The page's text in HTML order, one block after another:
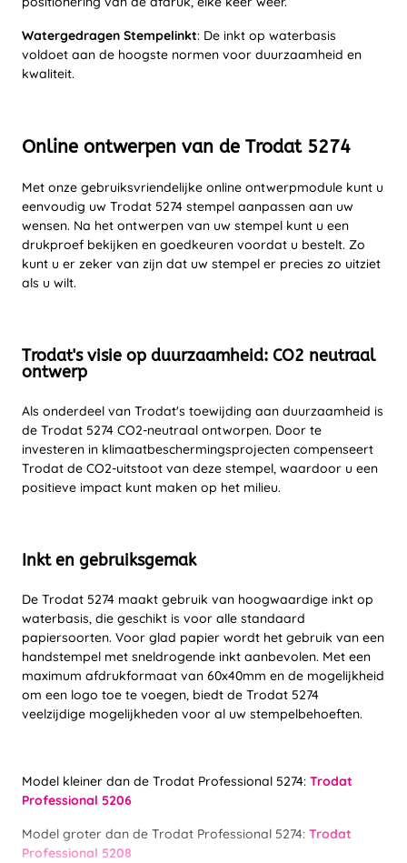
Watergedragen Stempelinkt: De inkt op waterbasis
voldoet aan de hoogste normen voor duurzaamheid en
kwaliteit.
Online ontwerpen van de Trodat 5274
Met onze gebruiksvriendelijke online ontwerpmodule kunt u
eenvoudig uw Trodat 5274 stempel aanpassen aan uw
wensen. Na het ontwerpen van uw stempel kunt u een
drukproef bekijken en goedkeuren voordat u bestelt. Zo
kunt u er zeker van zijn dat uw stempel er precies zo uitziet
als u wilt.
Trodat's visie op duurzaamheid: CO2 neutraal
ontwerp
Als onderdeel van Trodat's toewijding aan duurzaamheid is
de Trodat 5274 CO2-neutraal ontworpen. Door te
investeren in klimaatbeschermingsprojecten compenseert
Trodat de CO2-uitstoot van deze stempel, waardoor u een
positieve impact kunt maken op het milieu.
Inkt en gebruiksgemak
De Trodat 5274 maakt gebruik van hoogwaardige inkt op
waterbasis, die geschikt is voor alle standaard
papiersoorten. Voor glad papier wordt het gebruik van een
handstempel met sneldrogende inkt aanbevolen. Met een
maximum afdrukformaat van 60x40mm en de mogelijkheid
om een logo toe te voegen, biedt de Trodat 5274
veelzijdige mogelijkheden voor al uw stempelbehoeften.
Model kleiner dan de Trodat Professional 5274: Trodat
Professional 5206
Model groter dan de Trodat Professional 5274: Trodat
Professional 5208